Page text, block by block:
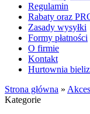
Regulamin
Rabaty oraz
Zasady wysyłki
Formy płatności
O firmie
Kontakt
Hurtownia
Strona główna »
Kategorie